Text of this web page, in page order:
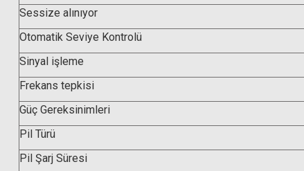
Sessize alınıyor
Otomatik Seviye Kontrolü
Sinyal işleme
Frekans tepkisi
Güç Gereksinimleri
Pil Türü
Pil Şarj Süresi